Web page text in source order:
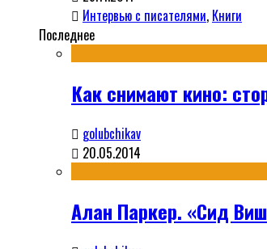
Интервью с писателями, Книги
Последнее
Как снимают кино:
golubchikav
20.05.2014
Алан Паркер. «Сид